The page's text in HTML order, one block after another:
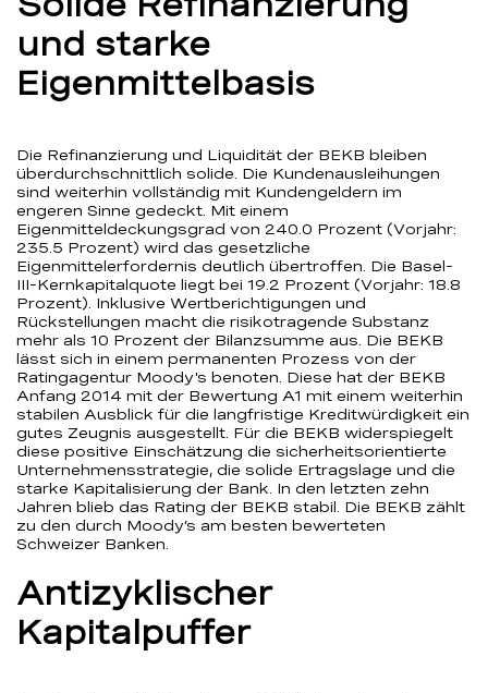
und starke
Eigenmittelbasis
Die Refinanzierung und Liquidität der BEKB bleiben
überdurchschnittlich solide. Die Kundenausleihungen
sind weiterhin vollständig mit Kundengeldern im
engeren Sinne gedeckt. Mit einem
Eigenmitteldeckungsgrad von 240.0 Prozent (Vorjahr:
235.5 Prozent) wird das gesetzliche
Eigenmittelerfordernis deutlich übertroffen. Die Basel-
III-Kernkapitalquote liegt bei 19.2 Prozent (Vorjahr: 18.8
Prozent). Inklusive Wertberichtigungen und
Rückstellungen macht die risikotragende Substanz
mehr als 10 Prozent der Bilanzsumme aus. Die BEKB
lässt sich in einem permanenten Prozess von der
Ratingagentur Moody's benoten. Diese hat der BEKB
Anfang 2014 mit der Bewertung A1 mit einem weiterhin
stabilen Ausblick für die langfristige Kreditwürdigkeit ein
gutes Zeugnis ausgestellt. Für die BEKB widerspiegelt
diese positive Einschätzung die sicherheitsorientierte
Unternehmensstrategie, die solide Ertragslage und die
starke Kapitalisierung der Bank. In den letzten zehn
Jahren blieb das Rating der BEKB stabil. Die BEKB zählt
zu den durch Moody’s am besten bewerteten
Schweizer Banken.
Antizyklischer
Kapitalpuffer